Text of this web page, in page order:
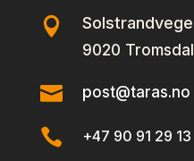

9020
 post@taras.no
 +47 90 91 29 13